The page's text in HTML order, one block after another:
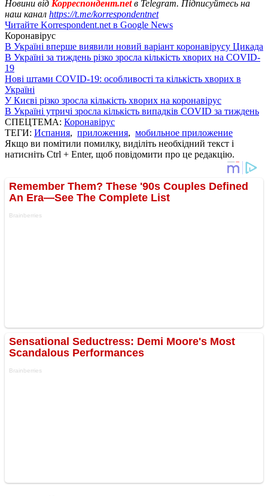
Новини від Корреспондент.netв Telegram. Підписуйтесь на
наш канал https://t.me/korrespondentnet
Читайте Korrespondent.net в Google News
Коронавірус
В Україні вперше виявили новий варіант коронавірусу Цикада
В Україні за тиждень різко зросла кількість хворих на COVID-
19
Нові штами COVID-19: особливості та кількість хворих в
Україні
У Києві різко зросла кількість хворих на коронавірус
В Україні утричі зросла кількість випадків COVID за тиждень
СПЕЦТЕМА: Коронавірус
ТЕГИ: Испания, приложения, мобильное приложение
Якщо ви помітили помилку, виділіть необхідний текст і
натисніть Ctrl + Enter, щоб повідомити про це редакцію.